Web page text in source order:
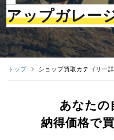
アップガレー
トップ ショップ買取カテゴリー
あなたの
納得価格で